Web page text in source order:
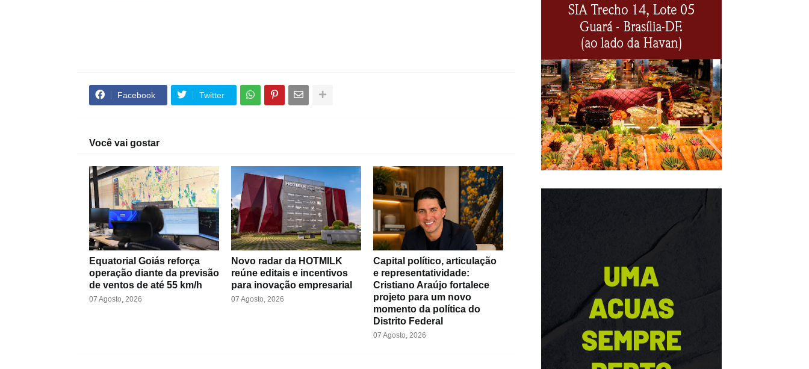
Facebook Twitter
Você vai gostar
Equatorial Goiás reforça
operação diante da previsão
de ventos de até 55 km/h
07 Agosto, 2026
Novo radar da HOTMILK
reúne editais e incentivos
para inovação empresarial
07 Agosto, 2026
Capital político, articulação
e representatividade:
Cristiano Araújo fortalece
projeto para um novo
momento da política do
Distrito Federal
07 Agosto, 2026